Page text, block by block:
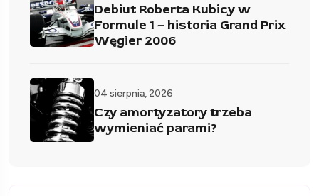
Debiut Roberta Kubicy w
Formule 1 – historia Grand Prix
Węgier 2006
04 sierpnia, 2026
Czy amortyzatory trzeba
wymieniać parami?